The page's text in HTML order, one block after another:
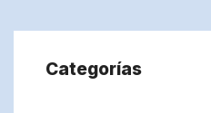
Categorías